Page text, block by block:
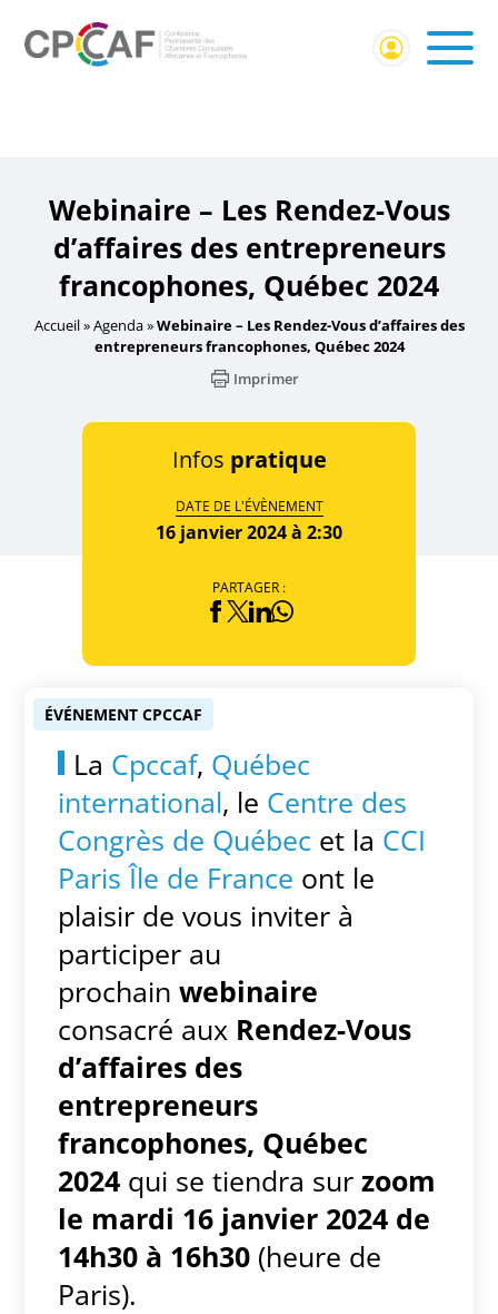
Vous d’affaires des entrepreneurs francophones, Québec
2024
Webinaire – Les Rendez-Vous
d’affaires des entrepreneurs
francophones, Québec 2024
Accueil»Agenda»Webinaire – Les Rendez-Vous d’affaires des
entrepreneurs francophones, Québec 2024
Imprimer
Infos pratique
DATE DE L'ÉVÈNEMENT
16 janvier 2024 à 2:30
PARTAGER :
La Cpccaf, Québec
international, le Centre des
Congrès de Québec et la CCI
Paris Île de France ont le
plaisir de vous inviter à
participer au
prochainwebinaire
consacré aux Rendez-Vous
d’affaires des
entrepreneurs
francophones, Québec
2024 qui se tiendra surzoom
le mardi 16 janvier 2024 de
14h30 à 16h30 (heure de
Paris).
ÉVÉNEMENT CPCCAF